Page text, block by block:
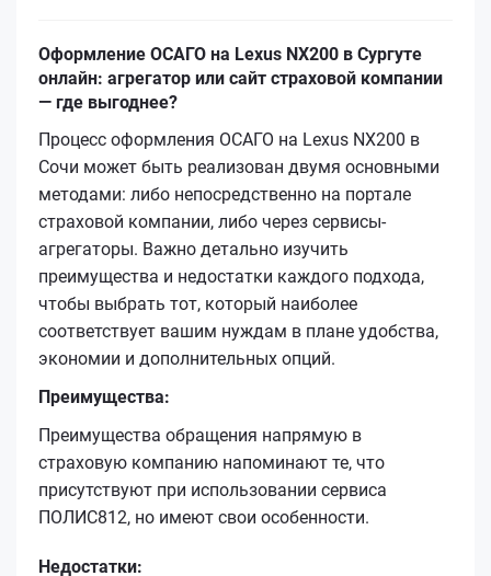
Оформление ОСАГО на Lexus NX200 в Сургуте
онлайн: агрегатор или сайт страховой компании
— где выгоднее?
Процесс оформления ОСАГО на Lexus NX200 в
Сочи может быть реализован двумя основными
методами: либо непосредственно на портале
страховой компании, либо через сервисы-
агрегаторы. Важно детально изучить
преимущества и недостатки каждого подхода,
чтобы выбрать тот, который наиболее
соответствует вашим нуждам в плане удобства,
экономии и дополнительных опций.
Преимущества:
Преимущества обращения напрямую в
страховую компанию напоминают те, что
присутствуют при использовании сервиса
ПОЛИС812, но имеют свои особенности.
Недостатки: